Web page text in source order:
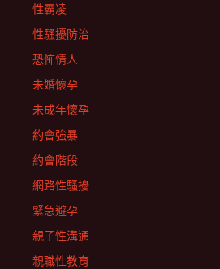
性霸凌
性騷擾防治
恐怖情人
未婚懷孕
未成年懷孕
約會強暴
約會階段
網路性騷擾
緊急避孕
親子性溝通
親職性教育